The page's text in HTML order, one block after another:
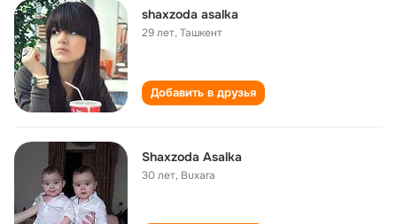
shaxzoda asalka
29 лет,Ташкент
Добавить в друзья
Shaxzoda Asalka
30 лет, Buxara